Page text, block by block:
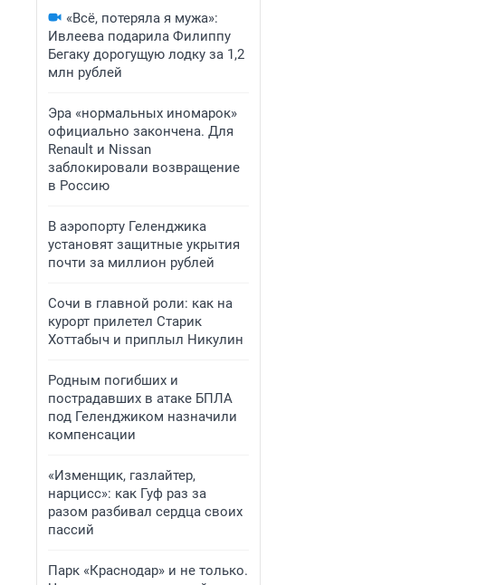
«Всё, потеряла я мужа»:
Ивлеева подарила Филиппу
Бегаку дорогущую лодку за 1,2
млн рублей
Эра «нормальных иномарок»
официально закончена. Для
Renault и Nissan
заблокировали возвращение
в Россию
В аэропорту Геленджика
установят защитные укрытия
почти за миллион рублей
Сочи в главной роли: как на
курорт прилетел Старик
Хоттабыч и приплыл Никулин
Родным погибших и
пострадавших в атаке БПЛА
под Геленджиком назначили
компенсации
«Изменщик, газлайтер,
нарцисс»: как Гуф раз за
разом разбивал сердца своих
пассий
Парк «Краснодар» и не только.